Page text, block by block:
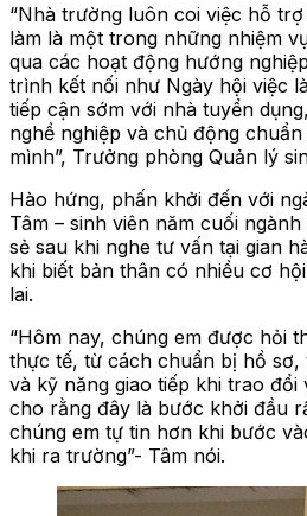
“Nhà trường luôn coi việc hỗ
làm là một trong những nhiệm
qua các hoạt động hướng
trình kết nối như Ngày hội việc
tiếp cận sớm với nhà tuyển
nghề nghiệp và chủ động
mình”, Trưởng phòng Quản lý
Hào hứng, phấn khởi đến với
Tâm – sinh viên năm cuối
sẻ sau khi nghe tư vấn tại gian
khi biết bản thân có nhiều cơ
lai.
“Hôm nay, chúng em được hỏi
thực tế, từ cách chuẩn bị hồ sơ,
và kỹ năng giao tiếp khi trao đổi
cho rằng đây là bước khởi đầu
chúng em tự tin hơn khi bước
khi ra trường”- Tâm nói.